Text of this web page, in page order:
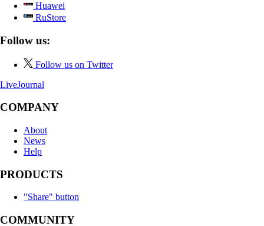
Huawei
RuStore
Follow us:
Follow us on Twitter
LiveJournal
COMPANY
About
News
Help
PRODUCTS
"Share" button
COMMUNITY